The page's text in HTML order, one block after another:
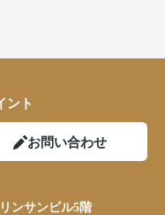
ント
お問い合わせ
ンサンビル5階